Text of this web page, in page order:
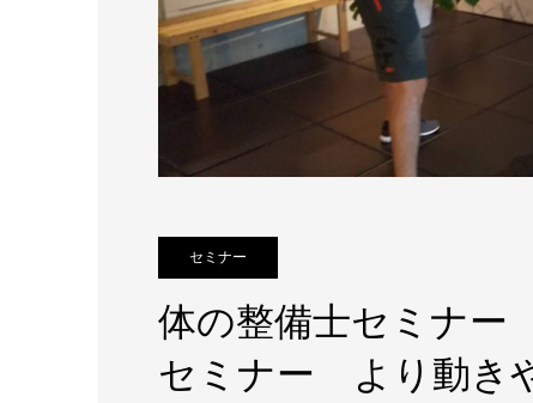
セミナー
体の整備士セミナ
セミナー より動き